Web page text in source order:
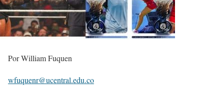
Por William Fuquen
wfuquenr@ucentral.edu.co